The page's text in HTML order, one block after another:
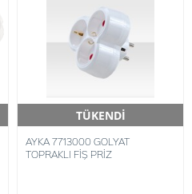
TÜKENDİ
Hızlı Teslimat
AYKA 7713000 GOLYAT
TOPRAKLI FİŞ PRİZ